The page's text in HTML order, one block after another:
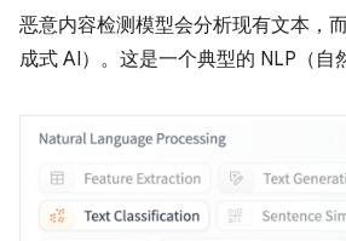
恶意内容检测模型会分析现有文本，
成式 AI）。这是一个典型的 NLP（自